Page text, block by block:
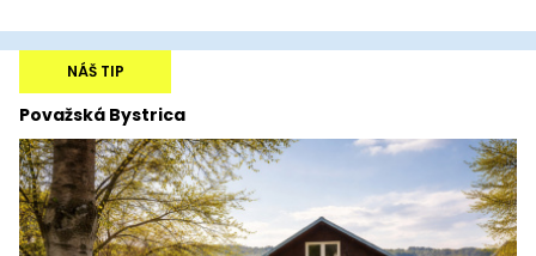
Považská Bystrica
NÁŠ TIP